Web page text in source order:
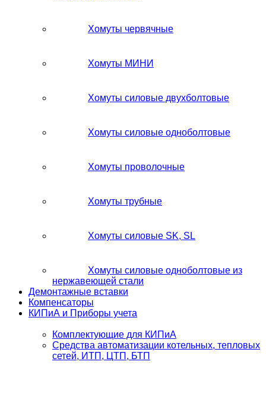
Хомуты червячные
Хомуты МИНИ
Хомуты силовые двухболтовые
Хомуты силовые одноболтовые
Хомуты проволочные
Хомуты трубные
Хомуты силовые SK, SL
Хомуты силовые одноболтовые из
нержавеющей стали
Демонтажные вставки
Компенсаторы
КИПиА и Приборы учета
Комплектующие для КИПиА
Средства автоматизации котельных, тепловых
сетей, ИТП, ЦТП, БТП